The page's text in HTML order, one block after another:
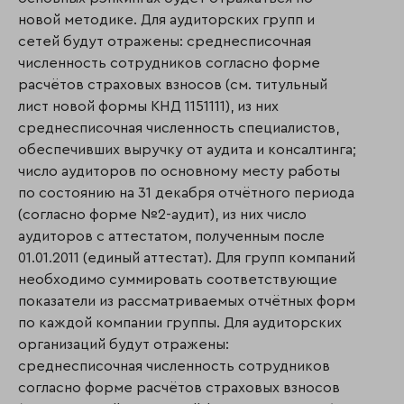
новой методике. Для аудиторских групп и
сетей будут отражены: среднесписочная
численность сотрудников согласно форме
расчётов страховых взносов (см. титульный
лист новой формы КНД 1151111), из них
среднесписочная численность специалистов,
обеспечивших выручку от аудита и консалтинга;
число аудиторов по основному месту работы
по состоянию на 31 декабря отчётного периода
(согласно форме №2-аудит), из них число
аудиторов с аттестатом, полученным после
01.01.2011 (единый аттестат). Для групп компаний
необходимо суммировать соответствующие
показатели из рассматриваемых отчётных форм
по каждой компании группы. Для аудиторских
организаций будут отражены:
среднесписочная численность сотрудников
согласно форме расчётов страховых взносов